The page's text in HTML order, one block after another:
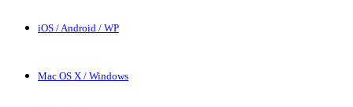
iOS / Android / WP
Mac OS X / Windows